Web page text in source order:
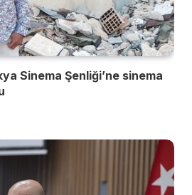
Sinema Şenliği’ne sinema